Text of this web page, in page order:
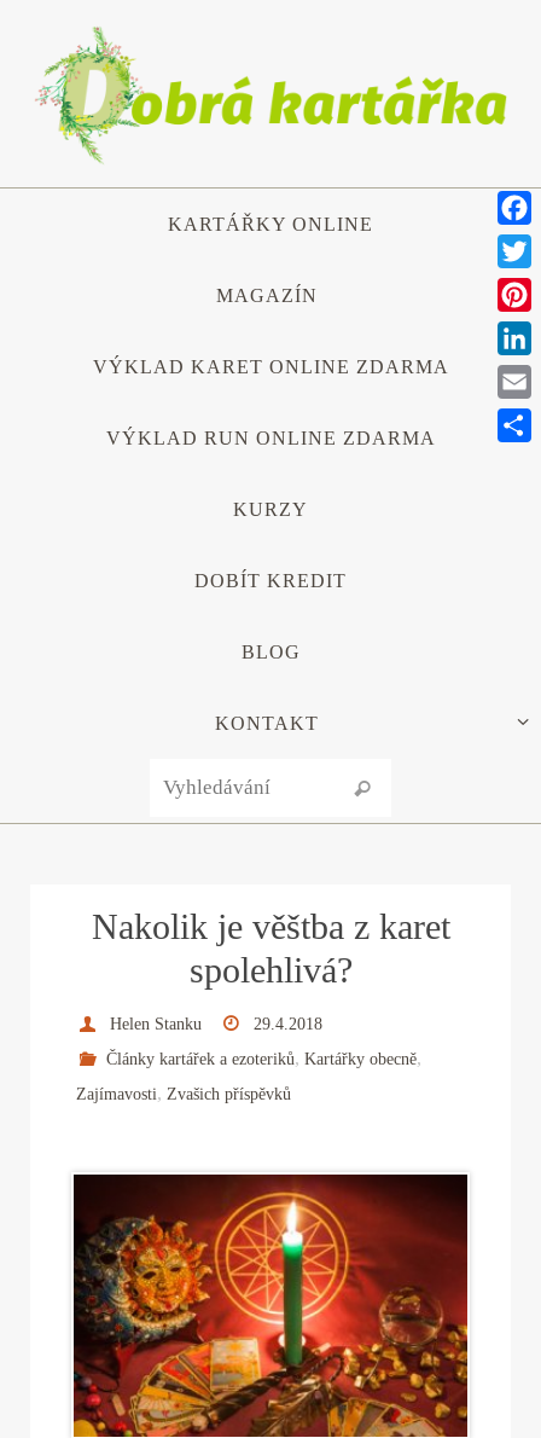
obsah
KARTÁŘKY ONLINE
MAGAZÍN
VÝKLAD KARET ONLINE ZDARMA
VÝKLAD RUN ONLINE ZDARMA
KURZY
DOBÍT KREDIT
BLOG
KONTAKT
Vyhledávání
Nakolik je věštba z karet
spolehlivá?
Helen Stanku
29.4.2018
Články kartářek a ezoteriků, Kartářky obecně,
Zajímavosti, Zvašich příspěvků